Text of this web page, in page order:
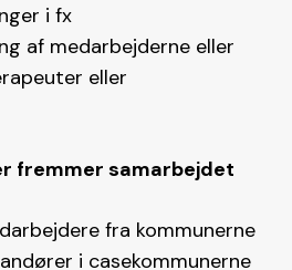
i fx
af medarbejderne eller
eller
fremmer samarbejdet
fra kommunerne
i casekommunerne